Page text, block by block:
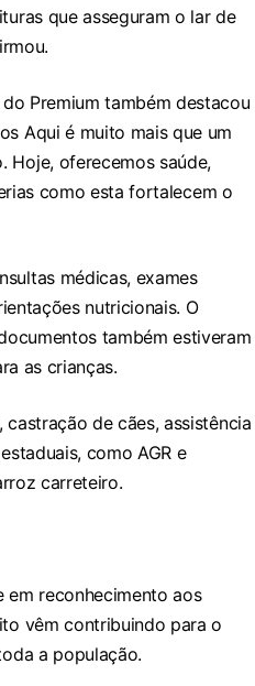
que asseguram o lar de
Premium também destacou
Aqui é muito mais que um
Hoje, oferecemos saúde,
como esta fortalecem o
médicas, exames
nutricionais. O
também estiveram
as crianças.
de cães, assistência
como AGR e
carreteiro.
em reconhecimento aos
vêm contribuindo para o
a população.